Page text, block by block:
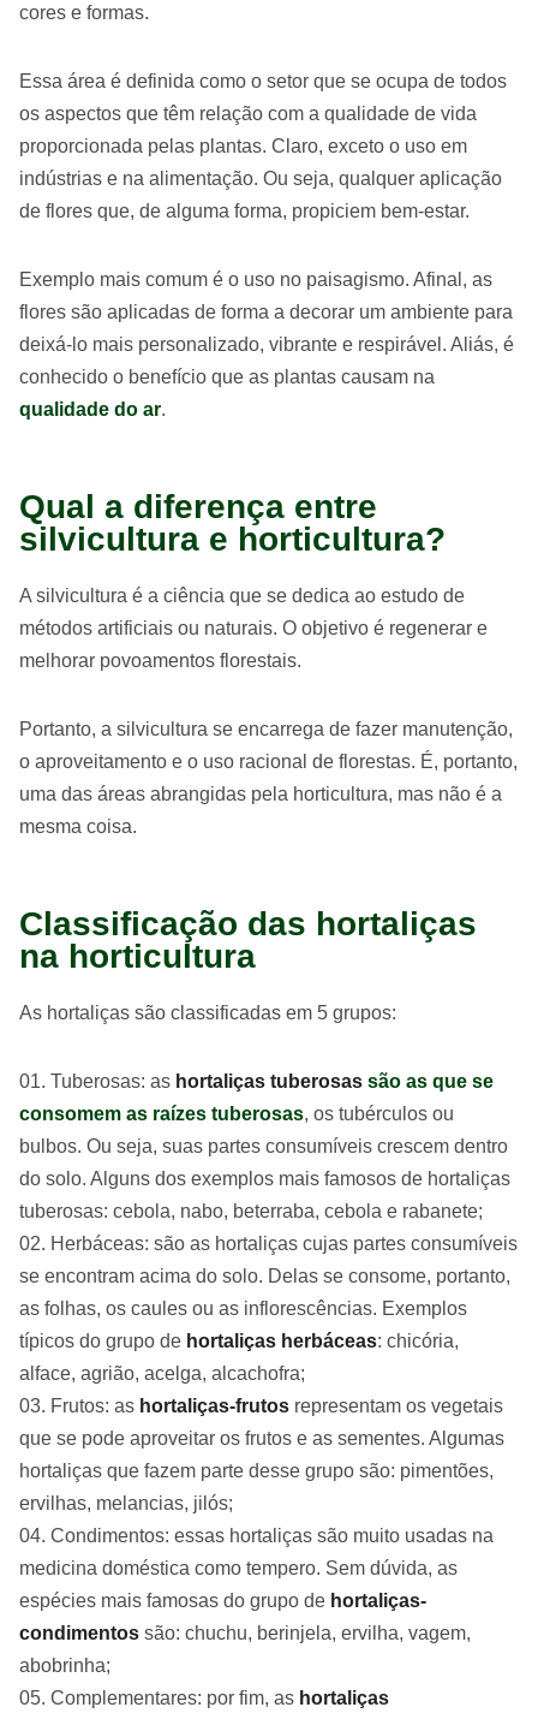
cores e formas.
Essa área é definida como o setor que se ocupa de todos
os aspectos que têm relação com a qualidade de vida
proporcionada pelas plantas. Claro, exceto o uso em
indústrias e na alimentação. Ou seja, qualquer aplicação
de flores que, de alguma forma, propiciem bem-estar.
Exemplo mais comum é o uso no paisagismo. Afinal, as
flores são aplicadas de forma a decorar um ambiente para
deixá-lo mais personalizado, vibrante e respirável. Aliás, é
conhecido o benefício que as plantas causam na
qualidade do ar.
Qual a diferença entre
silvicultura e horticultura?
A silvicultura é a ciência que se dedica ao estudo de
métodos artificiais ou naturais. O objetivo é regenerar e
melhorar povoamentos florestais.
Portanto, a silvicultura se encarrega de fazer manutenção,
o aproveitamento e o uso racional de florestas. É, portanto,
uma das áreas abrangidas pela horticultura, mas não é a
mesma coisa.
Classificação das hortaliças
na horticultura
As hortaliças são classificadas em 5 grupos:
Tuberosas: as hortaliças tuberosas são as que se
consomem as raízes tuberosas, os tubérculos ou
bulbos. Ou seja, suas partes consumíveis crescem dentro
do solo. Alguns dos exemplos mais famosos de hortaliças
tuberosas: cebola, nabo, beterraba, cebola e rabanete;
Herbáceas: são as hortaliças cujas partes consumíveis
se encontram acima do solo. Delas se consome, portanto,
as folhas, os caules ou as inflorescências. Exemplos
típicos do grupo de hortaliças herbáceas: chicória,
alface, agrião, acelga, alcachofra;
Frutos: as hortaliças-frutos representam os vegetais
que se pode aproveitar os frutos e as sementes. Algumas
hortaliças que fazem parte desse grupo são: pimentões,
ervilhas, melancias, jilós;
Condimentos: essas hortaliças são muito usadas na
medicina doméstica como tempero. Sem dúvida, as
espécies mais famosas do grupo de hortaliças-
condimentos são: chuchu, berinjela, ervilha, vagem,
abobrinha;
Complementares: por fim, as hortaliças